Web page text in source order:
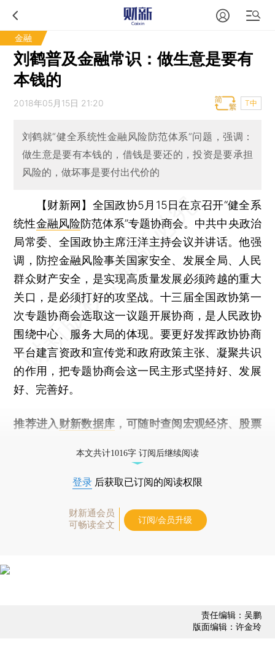
金融
刘鹤普及金融常识：做生意是要有
本钱的
2018年05月15日 21:20 T中
刘鹤就“健全系统性金融风险防范体系”问题，强调：
做生意是要有本钱的，借钱是要还的，投资是要承担
风险的，做坏事是要付出代价的
【财新网】 全国政协5月15日在京召开“健全系
统性金融风险防范体系”专题协商会。中共中央政治
局常委、全国政协主席汪洋主持会议并讲话。他强
调，防控金融风险事关国家安全、发展全局、人民
群众财产安全，是实现高质量发展必须跨越的重大
关口，是必须打好的攻坚战。十三届全国政协第一
次专题协商会选取这一议题开展协商，是人民政协
围绕中心、服务大局的体现。要更好发挥政协协商
平台建言资政和宣传党和政府政策主张、凝聚共识
的作用，把专题协商会这一民主形式坚持好、发展
好、完善好。
推荐进入 财新数据库 ，可随时查阅宏观经济、股票
本文共计1016字 订阅后继续阅读
登录 后获取已订阅的阅读权限
财新通会员
可畅读全文
订阅/会员升级
责任编辑：吴鹏
版面编辑：许金玲